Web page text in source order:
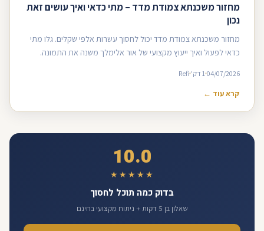
מחזור משכנתא צמודת מדד – מתי כדאי ואיך עושים זאת
נכון
מחזור משכנתא צמודת מדד יכול לחסוך עשרות אלפי שקלים. גלו מתי
כדאי לפעול ואיך ייעוץ מקצועי של אור אלימלך משנה את התמונה.
04/07/2026 1 דק' Refi
קרא עוד ←
10.0
★★★★★
בדוק כמה תוכל לחסוך
שאלון בן 5 דקות + ניתוח מקצועי בחינם